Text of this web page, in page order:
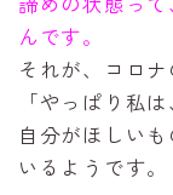
んです。
それが、コロナ
「やっぱり私
自分がほしい
いるようです。